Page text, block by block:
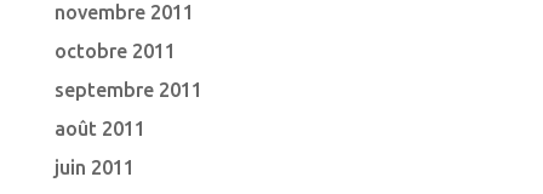
novembre 2011
octobre 2011
septembre 2011
août 2011
juin 2011